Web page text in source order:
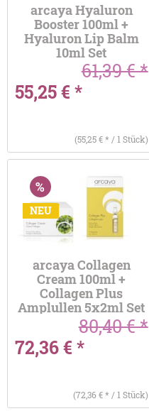
arcaya Hyaluron
Booster 100ml +
Hyaluron Lip Balm
10ml Set
61,39 € *
55,25 € *
(55,25 € * / 1 Stück)
NEU
arcaya Collagen
Cream 100ml +
Collagen Plus
Amplullen 5x2ml Set
80,40 € *
72,36 € *
(72,36 € * / 1 Stück)